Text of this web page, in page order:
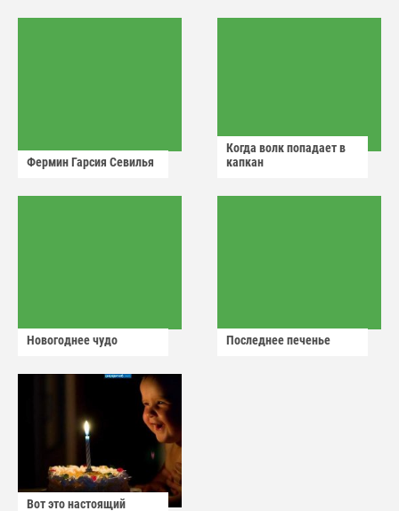
Фермин Гарсия Севилья
Когда волк попадает в
капкан
Новогоднее чудо Последнее печенье
Вот это настоящий